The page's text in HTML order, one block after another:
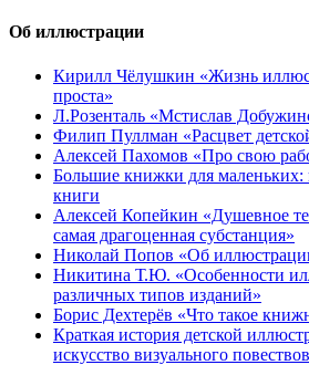
Об иллюстрации
Кирилл Чёлушкин «Жизнь
проста»
Л.Розенталь «Мстислав
Филип Пуллман «Расцвет
Алексей Пахомов «Про свою
Большие книжки для маленьких:
книги
Алексей Копейкин «Душевное
самая драгоценная субстанция»
Николай Попов «Об
Никитина Т.Ю. «Особенности
различных типов изданий»
Борис Дехтерёв «Что такое
Краткая история детской
искусство визуального